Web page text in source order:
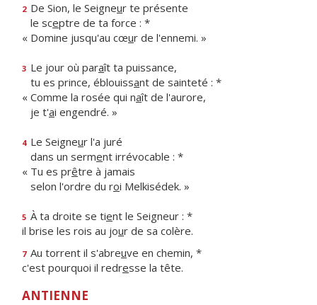
2 De Sion, le Seigneur te présente
le sceptre de ta force : *
« Domine jusqu'au cœur de l'ennemi. »
3 Le jour où paraît ta puissance,
tu es prince, éblouissant de sainteté : *
« Comme la rosée qui naît de l'aurore,
je t'ai engendré. »
4 Le Seigneur l'a juré
dans un serment irrévocable : *
« Tu es prêtre à jamais
selon l'ordre du roi Melkisédek. »
5 À ta droite se tient le Seigneur : *
il brise les rois au jour de sa colère.
7 Au torrent il s'abreuve en chemin, *
c'est pourquoi il redresse la tête.
ANTIENNE